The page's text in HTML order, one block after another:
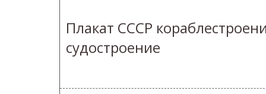
Плакат СССР
судостроение